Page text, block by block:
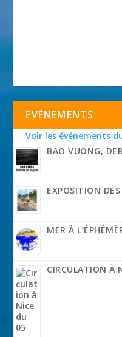
EVÉNEMENTS
Voir les événements
BAO VUONG,
EXPOSITION
MER À
CIRCULATION À